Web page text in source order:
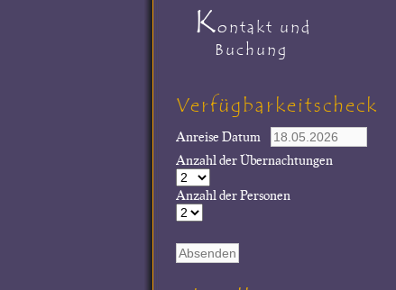
Kontakt und
Buchung
Verfügbarkeitscheck
Anreise Datum
Anzahl der Übernachtungen
Anzahl der Personen